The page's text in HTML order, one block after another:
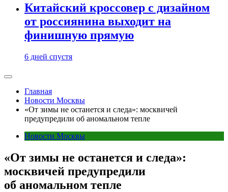
Китайский кроссовер с дизайном
от россиянина выходит на
финишную прямую
6 дней спустя
Главная
Новости Москвы
«От зимы не останется и следа»: москвичей
предупредили об аномальном тепле
Новости Москвы
«От зимы не останется и следа»:
москвичей предупредили
об аномальном тепле